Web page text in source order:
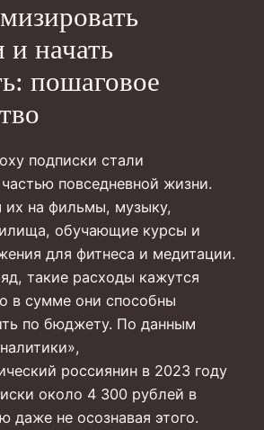
и начать
пошаговое
подписки стали
повседневной жизни.
на фильмы, музыку,
обучающие курсы и
для фитнеса и медитации.
такие расходы кажутся
в сумме они способны
по бюджету. По данным
россиянин в 2023 году
около 4 300 рублей в
даже не осознавая этого.